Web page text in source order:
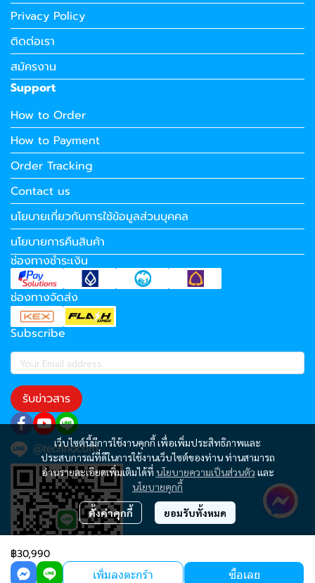
฿30,990
เพิ่มลงตะกร้า
ซื้อเลย
เว็บไซต์นี้มีการใช้งานคุกกี้ เพื่อเพิ่มประสิทธิภาพและ
ประสบการณ์ที่ดีในการใช้งานเว็บไซต์ของท่าน ท่านสามารถ
อ่านรายละเอียดเพิ่มเติมได้ที่ นโยบายความเป็นส่วนตัว และ
นโยบายคุกกี้
ตั้งค่าคุกกี้ ยอมรับทั้งหมด
Privacy Policy
ติดต่อเรา
สมัครงาน
Support
How to Order
How to Payment
Order Tracking
Contact us
นโยบายเกี่ยวกับการใช้ข้อมูลส่วนบุคคล
นโยบายการคืนสินค้า
ช่องทางชำระเงิน
ช่องทางจัดส่ง
Subscribe
รับข่าวสาร
@technocom